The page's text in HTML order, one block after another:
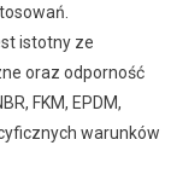
istotny ze
oraz odporność
FKM, EPDM,
warunków